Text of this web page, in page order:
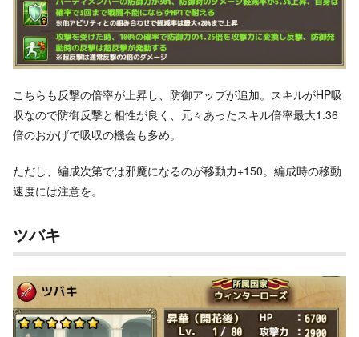
こちらも反撃の倍率が上昇し、防御アップが追加。スキルがHP吸
収なので防御反撃と相性が良く、元々あったスキル倍率最大1.36
倍のおかげで吸収の機会も多め。
ただし、編成次第では邪魔になるのが移動力+150。編成時の移動
速度には注意を。
ツバキ